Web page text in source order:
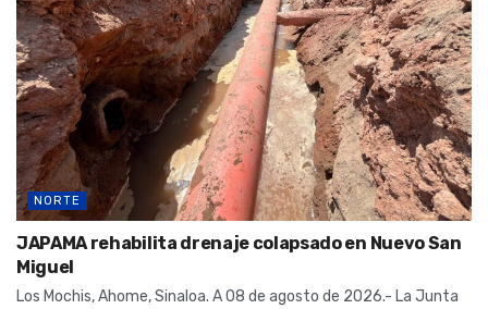
NORTE
JAPAMA rehabilita drenaje colapsado en Nuevo San
Miguel
Los Mochis, Ahome, Sinaloa. A 08 de agosto de 2026.- La Junta